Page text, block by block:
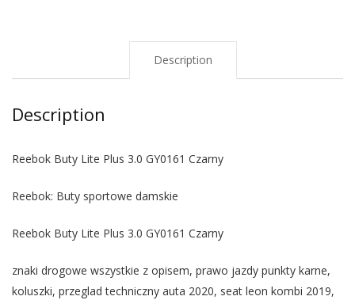
Description
Description
Reebok Buty Lite Plus 3.0 GY0161 Czarny
Reebok: Buty sportowe damskie
Reebok Buty Lite Plus 3.0 GY0161 Czarny
znaki drogowe wszystkie z opisem, prawo jazdy punkty karne,
koluszki, przeglad techniczny auta 2020, seat leon kombi 2019,